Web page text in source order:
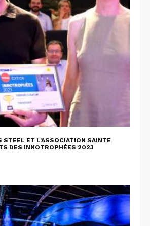
STEEL ET L'ASSOCIATION SAINTE
DES INNOTROPHÉES 2023